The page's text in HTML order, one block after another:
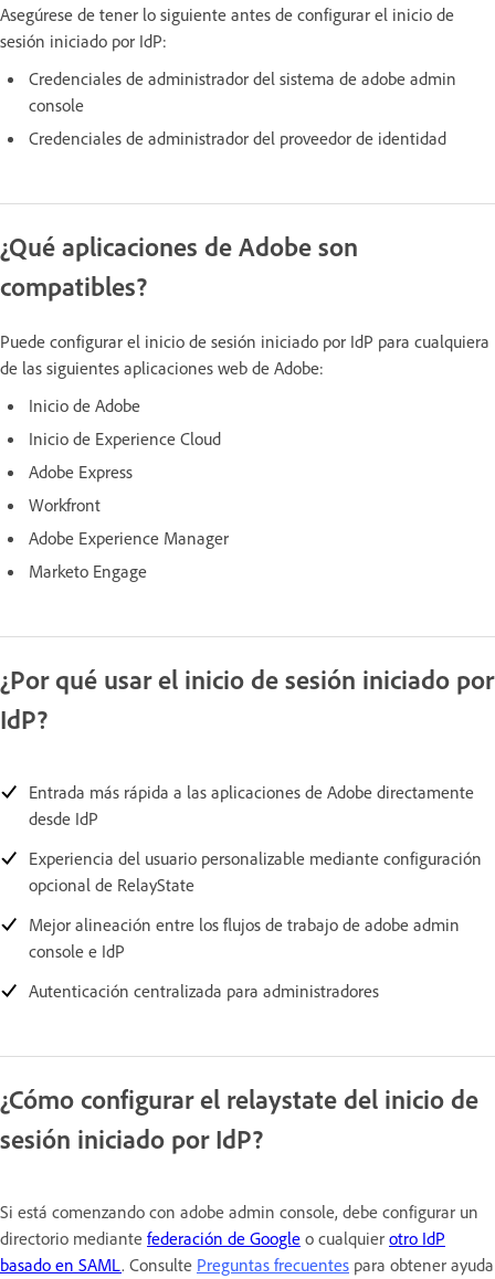
Asegúrese de tener lo siguiente antes de configurar el inicio de
sesión iniciado por IdP:
Credenciales de administrador del sistema de adobe admin
console
Credenciales de administrador del proveedor de identidad
¿Qué aplicaciones de Adobe son
compatibles?
Puede configurar el inicio de sesión iniciado por IdP para cualquiera
de las siguientes aplicaciones web de Adobe:
Inicio de Adobe
Inicio de Experience Cloud
Adobe Express
Workfront
Adobe Experience Manager
Marketo Engage
¿Por qué usar el inicio de sesión iniciado por
IdP?
Entrada más rápida a las aplicaciones de Adobe directamente
desde IdP
Experiencia del usuario personalizable mediante configuración
opcional de RelayState
Mejor alineación entre los flujos de trabajo de adobe admin
console e IdP
Autenticación centralizada para administradores
¿Cómo configurar el relaystate del inicio de
sesión iniciado por IdP?
Si está comenzando con adobe admin console, debe configurar un
directorio mediante federación de Google o cualquier otro IdP
basado en SAML. Consulte Preguntas frecuentes para obtener ayuda